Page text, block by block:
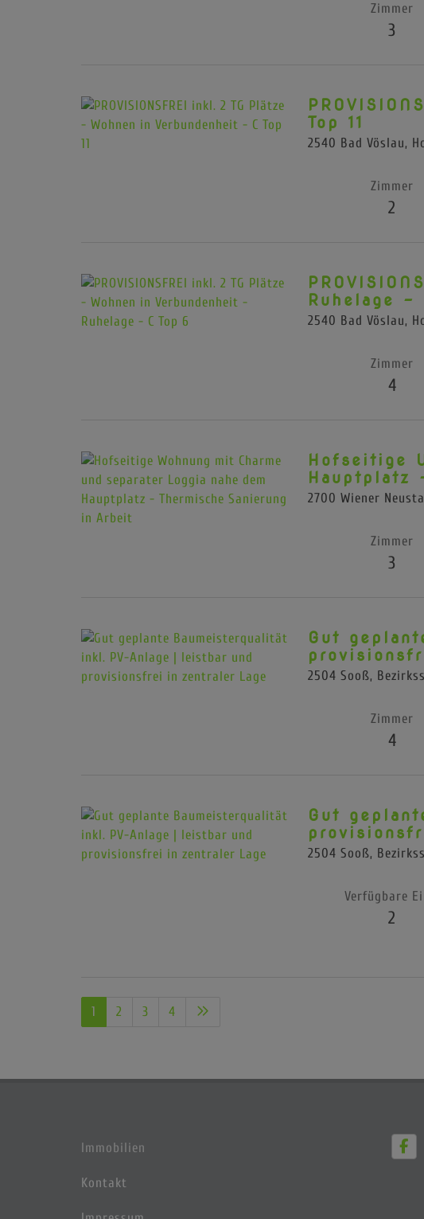
Zimmer
3
Top 11
2540 Bad Vöslau,
Zimmer
2
Ruhelage -
2540 Bad Vöslau,
Zimmer
4
Hofseitige
Hauptplatz
2700 Wiener
Zimmer
3
Gut
2504 Sooß,
Zimmer
4
Gut
2504 Sooß,
Verfügbare
2
1 2 3 4
Immobilien
Kontakt